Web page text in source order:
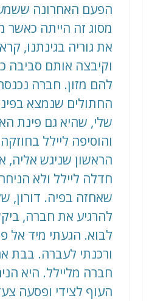
הפעם האחרונה
מסוג זה הייתה כאשר
את גוריה בגינתנו,
וקיבצה אותם סביבה
להם מזון. חברה
החתולים שנמצא
שלי, שהיא גם פינת
והוסיפה ליילל
הראשון שניגש אליה,
חדלה ליילל ולא
שאחזה בפיה. דורון,
להרגיע את חברה,
לבוא. הגעתי מיד אל
ורכנתי לעברה. בבת
חברה מליילל. היא
העוף לצידי ופסעה